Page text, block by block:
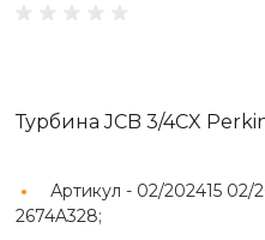
Турбина JCB 3/4CX
Артикул - 02/202415 02/
2674A328;